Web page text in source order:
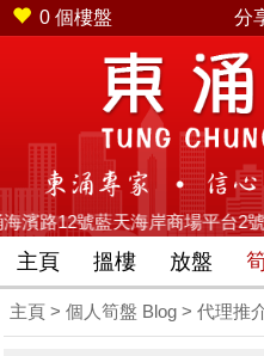
0 個樓盤 分
藍天海岸商
主頁 搵樓 放盤
主頁 > 個人筍盤 Blog > 代理推